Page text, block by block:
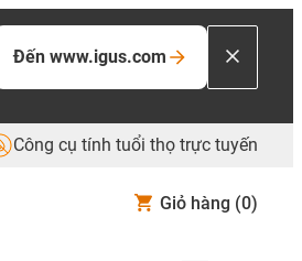
Đến www.igus.com
Công cụ tính tuổi thọ trực tuyến
Giỏ hàng (0)